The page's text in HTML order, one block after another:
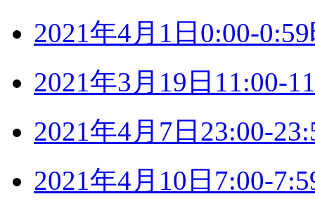
2021年4月1日0:00-
2021年3月19日11:00-
2021年4月7日23:00-
2021年4月10日7:00-